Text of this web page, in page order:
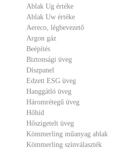
Ablak Ug értéke
Ablak Uw értéke
Aereco, légbevezető
Argon gáz
Beépítés
Biztonsági üveg
Díszpanel
Edzett ESG üveg
Hanggátló üveg
Háromrétegű üveg
Hőhíd
Hőszigetelt üveg
Kömmerling műanyag ablak
Kömmerling színválaszték